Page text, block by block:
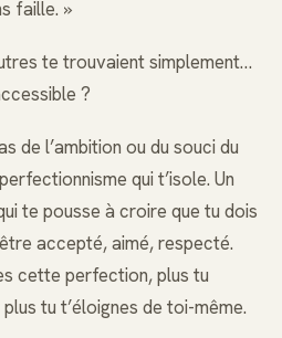
faille. »
te trouvaient simplement…
?
de l’ambition ou du souci du
qui t’isole. Un
te pousse à croire que tu dois
accepté, aimé, respecté.
cette perfection, plus tu
tu t’éloignes de toi-même.